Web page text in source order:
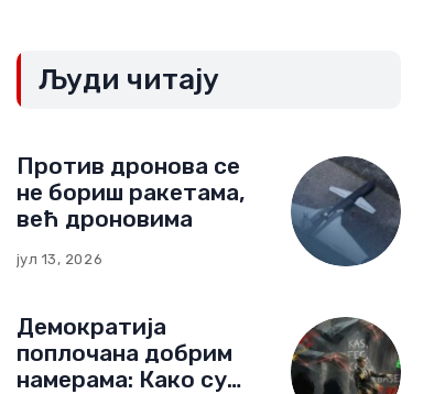
Људи читају
Против дронова се
не бориш ракетама,
већ дроновима
јул 13, 2026
Демократија
поплочана добрим
намерама: Како су